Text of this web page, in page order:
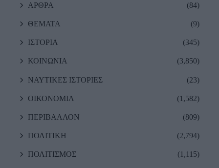
ΑΡΘΡΑ (84)
ΘΕΜΑΤΑ (9)
ΙΣΤΟΡΙΑ (345)
ΚΟΙΝΩΝΙΑ (3,850)
ΝΑΥΤΙΚΕΣ ΙΣΤΟΡΙΕΣ (23)
ΟΙΚΟΝΟΜΙΑ (1,582)
ΠΕΡΙΒΑΛΛΟΝ (809)
ΠΟΛΙΤΙΚΗ (2,794)
ΠΟΛΙΤΙΣΜΟΣ (1,115)